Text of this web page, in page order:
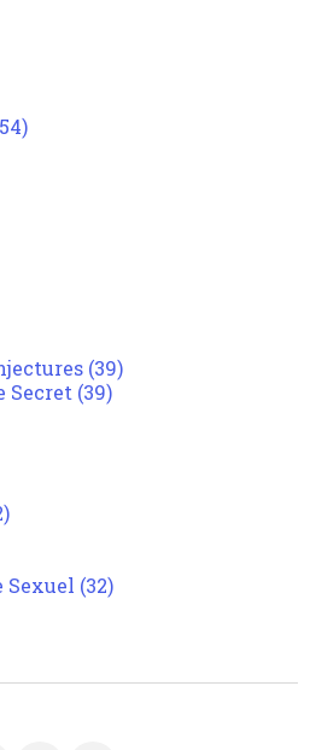
(39)
Secret (39)
Sexuel (32)